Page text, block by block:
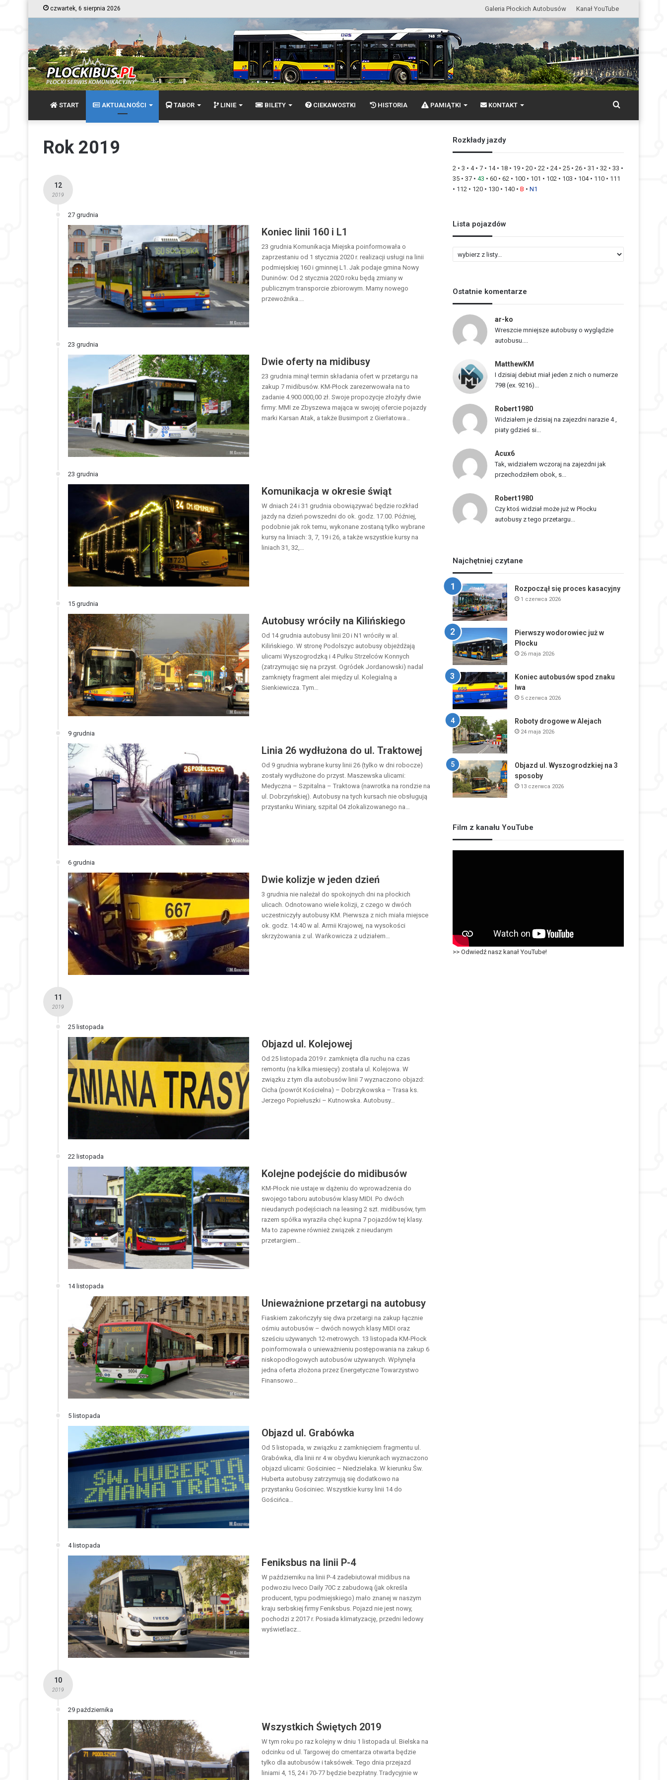
czwartek, 6 sierpnia 2026 Galeria Płockich Autobusów Kanał YouTube
START AKTUALNOŚCI TABOR LINIE BILETY CIEKAWOSTKI HISTORIA PAMIĄTKI KONTAKT Wyszukaj
Rok 2019
12
2019
27 grudnia
Koniec linii 160 i L1
23 grudnia Komunikacja Miejska poinformowała o
zaprzestaniu od 1 stycznia 2020 r. realizacji usługi na linii
podmiejskiej 160 i gminnej L1. Jak podaje gmina Nowy
Duninów: Od 2 stycznia 2020 roku będą zmiany w
publicznym transporcie zbiorowym. Mamy nowego
przewoźnika.…
23 grudnia
Dwie oferty na midibusy
23 grudnia minął termin składania ofert w przetargu na
zakup 7 midibusów. KM-Płock zarezerwowała na to
zadanie 4.900.000,00 zł. Swoje propozycje złożyły dwie
firmy: MMI ze Zbyszewa mająca w swojej ofercie pojazdy
marki Karsan Atak, a także Busimport z Gierłatowa…
23 grudnia
Komunikacja w okresie świąt
W dniach 24 i 31 grudnia obowiązywać będzie rozkład
jazdy na dzień powszedni do ok. godz. 17.00. Później,
podobnie jak rok temu, wykonane zostaną tylko wybrane
kursy na liniach: 3, 7, 19 i 26, a także wszystkie kursy na
liniach 31, 32,…
15 grudnia
Autobusy wróciły na Kilińskiego
Od 14 grudnia autobusy linii 20 i N1 wróciły w al.
Kilińskiego. W stronę Podolszyc autobusy objeżdżają
ulicami Wyszogrodzką i 4 Pułku Strzelców Konnych
(zatrzymując się na przyst. Ogródek Jordanowski) nadal
zamknięty fragment alei między ul. Kolegialną a
Sienkiewicza. Tym…
9 grudnia
Linia 26 wydłużona do ul. Traktowej
Od 9 grudnia wybrane kursy linii 26 (tylko w dni robocze)
zostały wydłużone do przyst. Maszewska ulicami:
Medyczna – Szpitalna – Traktowa (nawrotka na rondzie na
ul. Dobrzyńskiej). Autobusy na tych kursach nie obsługują
przystanku Winiary, szpital 04 zlokalizowanego na…
6 grudnia
Dwie kolizje w jeden dzień
3 grudnia nie należał do spokojnych dni na płockich
ulicach. Odnotowano wiele kolizji, z czego w dwóch
uczestniczyły autobusy KM. Pierwsza z nich miała miejsce
ok. godz. 14:40 w al. Armii Krajowej, na wysokości
skrzyżowania z ul. Wańkowicza z udziałem…
11
2019
25 listopada
Objazd ul. Kolejowej
Od 25 listopada 2019 r. zamknięta dla ruchu na czas
remontu (na kilka miesięcy) została ul. Kolejowa. W
związku z tym dla autobusów linii 7 wyznaczono objazd:
Cicha (powrót Kościelna) – Dobrzykowska – Trasa ks.
Jerzego Popiełuszki – Kutnowska. Autobusy…
22 listopada
Kolejne podejście do midibusów
KM-Płock nie ustaje w dążeniu do wprowadzenia do
swojego taboru autobusów klasy MIDI. Po dwóch
nieudanych podejściach na leasing 2 szt. midibusów, tym
razem spółka wyraziła chęć kupna 7 pojazdów tej klasy.
Ma to zapewne również związek z nieudanym
przetargiem…
14 listopada
Unieważnione przetargi na autobusy
Fiaskiem zakończyły się dwa przetargi na zakup łącznie
ośmiu autobusów – dwóch nowych klasy MIDI oraz
sześciu używanych 12-metrowych. 13 listopada KM-Płock
poinformowała o unieważnieniu postępowania na zakup 6
niskopodłogowych autobusów używanych. Wpłynęła
jedna oferta złożona przez Energetyczne Towarzystwo
Finansowo…
5 listopada
Objazd ul. Grabówka
Od 5 listopada, w związku z zamknięciem fragmentu ul.
Grabówka, dla linii nr 4 w obydwu kierunkach wyznaczono
objazd ulicami: Gościniec – Niedzielaka. W kierunku Św.
Huberta autobusy zatrzymują się dodatkowo na
przystanku Gościniec. Wszystkie kursy linii 14 do
Gościńca…
4 listopada
Feniksbus na linii P-4
W październiku na linii P-4 zadebiutował midibus na
podwoziu Iveco Daily 70C z zabudową (jak określa
producent, typu podmiejskiego) mało znanej w naszym
kraju serbskiej firmy Feniksbus. Pojazd nie jest nowy,
pochodzi z 2017 r. Posiada klimatyzację, przedni ledowy
wyświetlacz…
10
2019
29 października
Wszystkich Świętych 2019
W tym roku po raz kolejny w dniu 1 listopada ul. Bielska na
odcinku od ul. Targowej do cmentarza otwarta będzie
tylko dla autobusów i taksówek. Tego dnia przejazd
liniami 4, 15, 24 i 70-77 będzie bezpłatny. Tradycyjnie w
Rozkłady jazdy
2 •3 •4•7 • 14• 18 • 19 •20 •22 •24•25 •26 •31 •32 •33 •
35 •37 •43 •60 •62 • 100 • 101 • 102 • 103 • 104• 110 • 111
• 112 • 120 • 130 • 140 •B •N1
Lista pojazdów
i
a
p
j
a
Ostatnie komentarze
ar-ko
Wreszcie mniejsze autobusy o wyglądzie
autobusu....
MatthewKM
I dzisiaj debiut miał jeden z nich o numerze
798 (ex. 9216)...
Robert1980
Widziałem je dzisiaj na zajezdni narazie 4 ,
piaty gdzieś si...
Acux6
Tak, widziałem wczoraj na zajezdni jak
przechodziłem obok, s...
Robert1980
Czy ktoś widział może już w Płocku
autobusy z tego przetargu...
Najchętniej czytane
Rozpoczął się proces kasacyjny
1 czerwca 2026
Pierwszy wodorowiec już w
Płocku
26 maja 2026
Koniec autobusów spod znaku
lwa
5 czerwca 2026
Roboty drogowe w Alejach
24 maja 2026
Objazd ul. Wyszogrodzkiej na 3
sposoby
13 czerwca 2026
Film z kanału YouTube
>> Odwiedź nasz kanał YouTube!